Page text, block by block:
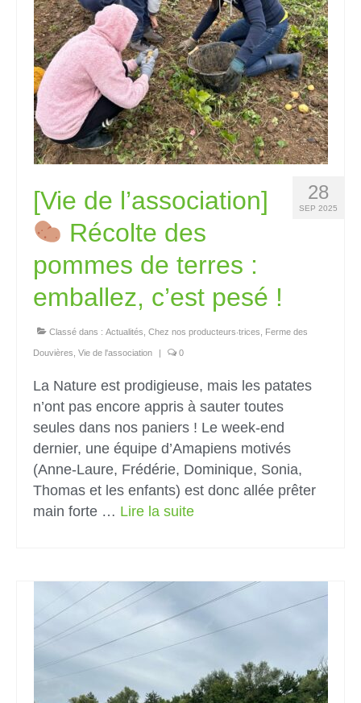
28
SEP 2025
[Vie de l’association]
Récolte des
pommes de terres :
emballez, c’est pesé !
Classé dans : Actualités Chez nos producteurs‧trices Ferme des
Douvières Vie de l'association 0
La Nature est prodigieuse, mais les patates
n’ont pas encore appris à sauter toutes
seules dans nos paniers ! Le week-end
dernier, une équipe d’Amapiens motivés
(Anne-Laure, Frédérie, Dominique, Sonia,
Thomas et les enfants) est donc allée prêter
main forte … Lire la suite­­